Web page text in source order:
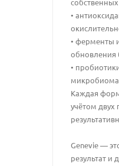
•
• ферменты
обновления
•
Каждая
учётом двух
Genevie —
результат и